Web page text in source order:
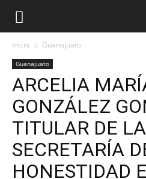
Inicio Guanajuato
Guanajuato
ARCELIA
GONZÁLEZ
TITULAR DE LA
SECRETARÍA
HONESTIDAD